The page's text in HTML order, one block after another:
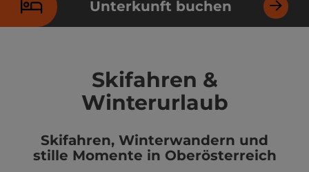
Unterkunft buchen
Skifahren &
Winterurlaub
Skifahren, Winterwandern und
stille Momente in Oberösterreich